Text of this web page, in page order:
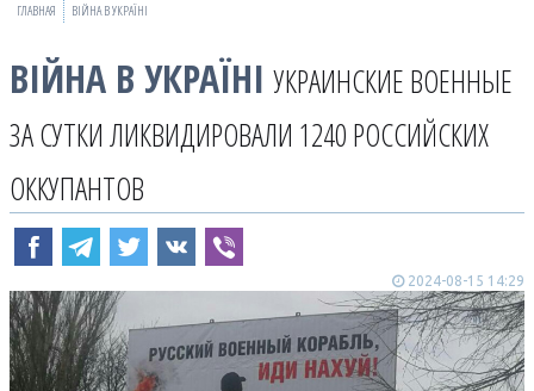
ГЛАВНАЯ ВІЙНА В УКРАЇНІ
ВІЙНА В УКРАЇНІ УКРАИНСКИЕ ВОЕННЫЕ
ЗА СУТКИ ЛИКВИДИРОВАЛИ 1240 РОССИЙСКИХ
ОККУПАНТОВ
2024-08-15 14:29